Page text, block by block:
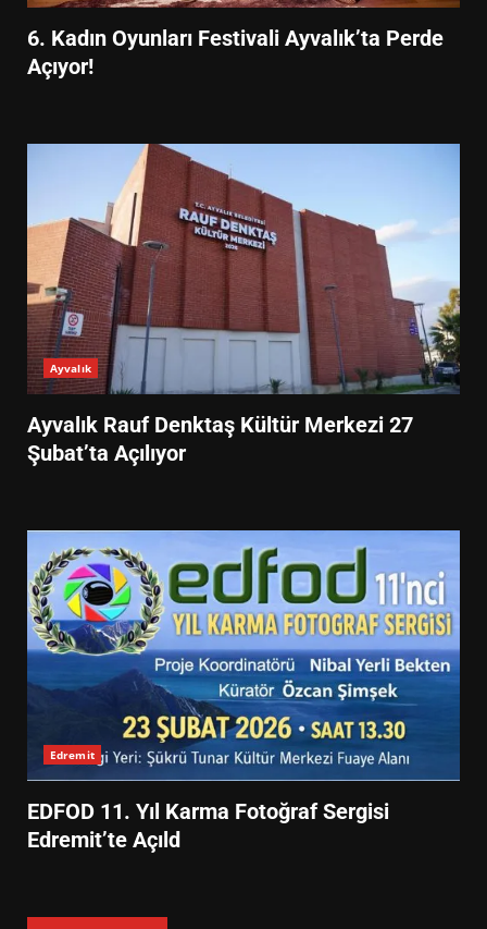
6. Kadın Oyunları Festivali Ayvalık’ta Perde
Açıyor!
Ayvalık
Ayvalık Rauf Denktaş Kültür Merkezi 27
Şubat’ta Açılıyor
Edremit
EDFOD 11. Yıl Karma Fotoğraf Sergisi
Edremit’te Açıld